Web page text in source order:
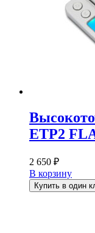
ETP2
2 650 ₽
В корзину
Купить в один